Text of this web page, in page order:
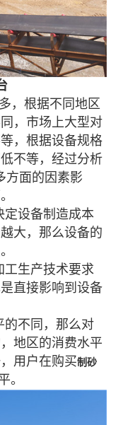
，根据不同地区
，市场上大型对
，根据设备规格
不等，经过分析
方面的因素影
设备制造成本
大，那么设备的
生产技术要求
直接影响到设备
不同，那么对
地区的消费水平
用户在购买制砂
。